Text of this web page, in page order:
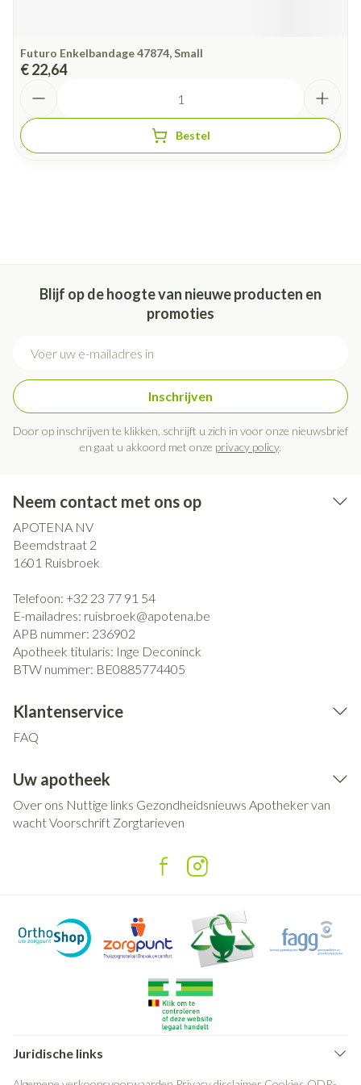
Futuro Enkelbandage 47874, Small
€ 22,64
Bestel
Blijf op de hoogte van nieuwe producten en
promoties
Inschrijven
Door op inschrijven te klikken, schrijft u zich in voor onze nieuwsbrief
en gaat u akkoord met onze privacy policy.
Neem contact met ons op
APOTENA NV
Beemdstraat 2
1601 Ruisbroek
Telefoon: +32 23 77 91 54
E-mailadres: ruisbroek@apotena.be
APB nummer: 236902
Apotheek titularis: Inge Deconinck
BTW nummer: BE0885774405
Klantenservice
FAQ
Uw apotheek
Over ons Nuttige links Gezondheidsnieuws Apotheker van
wachtVoorschrift Zorgtarieven
Juridische links